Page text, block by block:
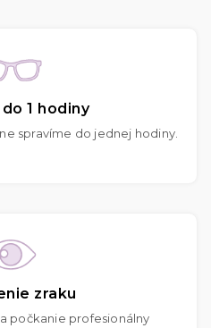
1 hodiny
spravíme do jednej hodiny.
zraku
počkanie profesionálny